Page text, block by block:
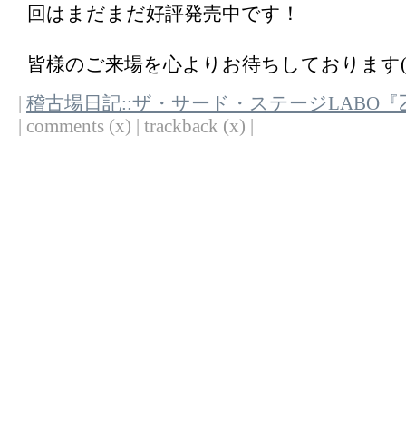
回はまだまだ好評発売中です！
皆様のご来場を心よりお待ちしております
稽古場日記::ザ・サード・ステージLABO『
| comments (x) | trackback (x) |